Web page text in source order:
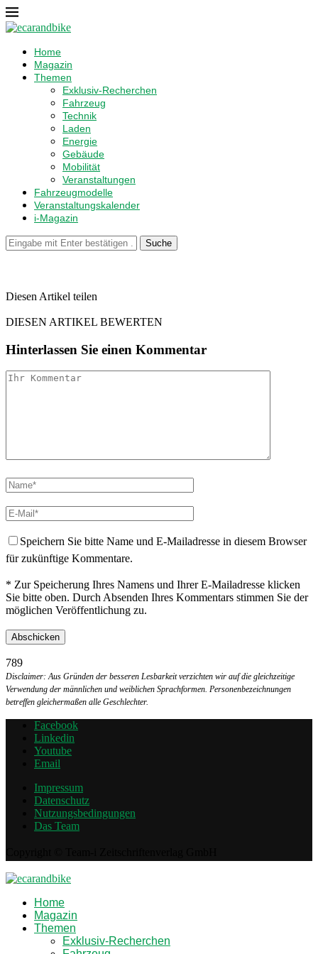
Home
Magazin
Themen
Exklusiv-Recherchen
Fahrzeug
Technik
Laden
Energie
Gebäude
Mobilität
Veranstaltungen
Fahrzeugmodelle
Veranstaltungskalender
i-Magazin
Suche
Diesen Artikel teilen
DIESEN ARTIKEL BEWERTEN
Hinterlassen Sie einen Kommentar
Speichern Sie bitte Name und E-Mailadresse in diesem Browser
für zukünftige Kommentare.
* Zur Speicherung Ihres Namens und Ihrer E-Mailadresse klicken
Sie bitte oben. Durch Absenden Ihres Kommentars stimmen Sie der
möglichen Veröffentlichung zu.
789
Disclaimer: Aus Gründen der besseren Lesbarkeit verzichten wir auf die gleichzeitige
Verwendung der männlichen und weiblichen Sprachformen. Personenbezeichnungen
betreffen gleichermaßen alle Geschlechter.
Facebook
Linkedin
Youtube
Email
Impressum
Datenschutz
Nutzungsbedingungen
Das Team
Home
Magazin
Themen
Exklusiv-Recherchen